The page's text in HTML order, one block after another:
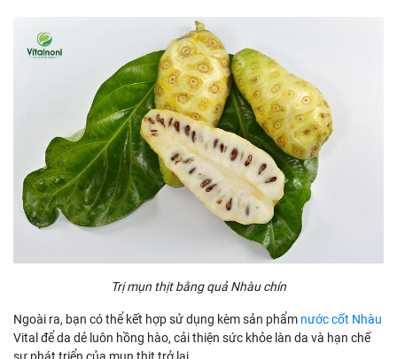
Trị mụn thịt bằng quả Nhàu chín
Ngoài ra, bạn có thể kết hợp sử dụng kèm sản phẩm nước cốt Nhàu
Vital để da dẻ luôn hồng hào, cải thiện sức khỏe làn da và hạn chế